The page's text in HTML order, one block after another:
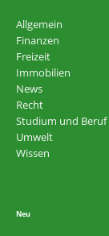
Allgemein
Finanzen
Freizeit
Immobilien
News
Recht
Studium und Beruf
Umwelt
Wissen
Neu